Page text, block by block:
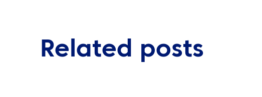
Related posts